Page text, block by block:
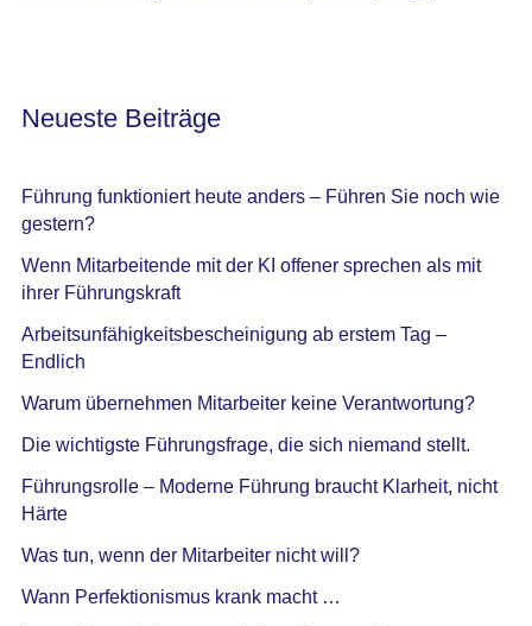
Neueste Beiträge
Führung funktioniert heute anders – Führen Sie noch wie
gestern?
Wenn Mitarbeitende mit der KI offener sprechen als mit
ihrer Führungskraft
Arbeitsunfähigkeitsbescheinigung ab erstem Tag –
Endlich
Warum übernehmen Mitarbeiter keine Verantwortung?
Die wichtigste Führungsfrage, die sich niemand stellt.
Führungsrolle – Moderne Führung braucht Klarheit, nicht
Härte
Was tun, wenn der Mitarbeiter nicht will?
Wann Perfektionismus krank macht …